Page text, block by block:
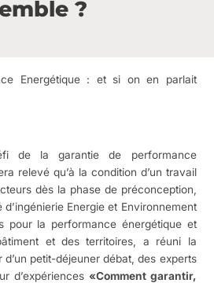
?
Energétique : et si on en parlait
de la garantie de performance
relevé qu’à la condition d’un travail
dès la phase de préconception,
Energie et Environnement
pour la performance énergétique et
et des territoires, a réuni la
petit-déjeuner débat, des experts
d’expériences «Comment garantir,